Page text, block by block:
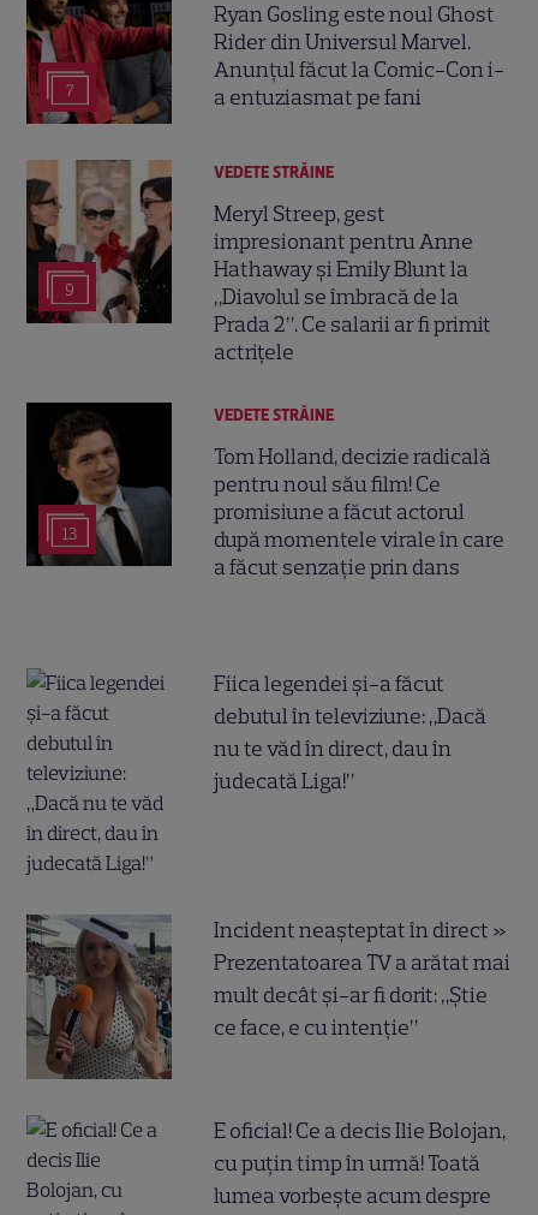
7
Ryan Gosling este noul Ghost
Rider din Universul Marvel.
Anunțul făcut la Comic-Con i-
a entuziasmat pe fani
9
VEDETE STRĂINE
Meryl Streep, gest
impresionant pentru Anne
Hathaway și Emily Blunt la
„Diavolul se îmbracă de la
Prada 2”. Ce salarii ar fi primit
actrițele
13
VEDETE STRĂINE
Tom Holland, decizie radicală
pentru noul său film! Ce
promisiune a făcut actorul
după momentele virale în care
a făcut senzație prin dans
Fiica legendei și-a făcut
debutul în televiziune: „Dacă
nu te văd în direct, dau în
judecată Liga!”
Incident neașteptat în direct »
Prezentatoarea TV a arătat mai
mult decât și-ar fi dorit: „Știe
ce face, e cu intenție”
E oficial! Ce a decis Ilie Bolojan,
cu puțin timp în urmă! Toată
lumea vorbește acum despre